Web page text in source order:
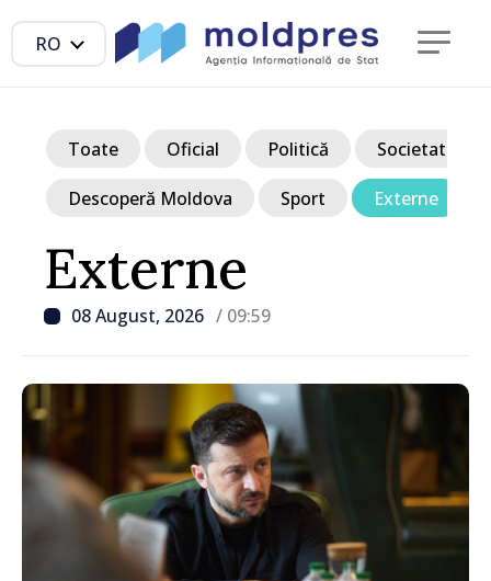
RO
Externe
08 August, 2026 / 09:59
Toate Oficial Politică Societate
Descoperă Moldova Sport Externe